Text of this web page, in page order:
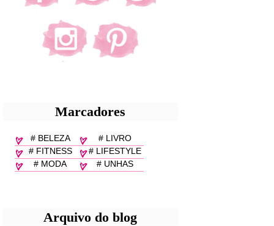
Marcadores
# BELEZA
# LIVRO
# FITNESS
# LIFESTYLE
# MODA
# UNHAS
Arquivo do blog